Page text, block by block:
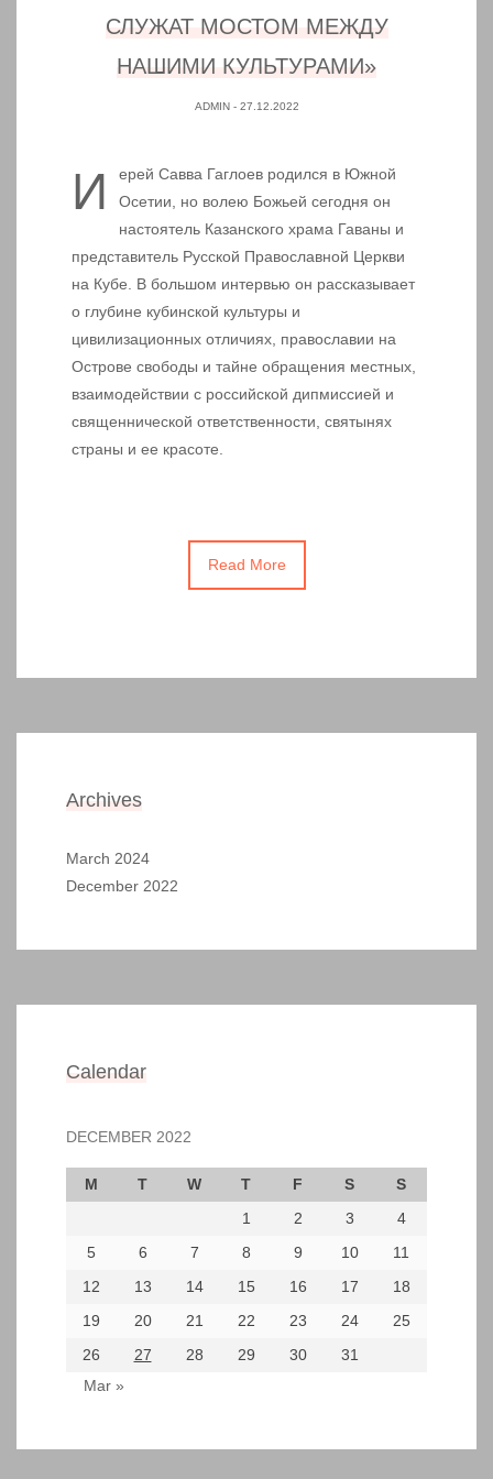
СЛУЖАТ МОСТОМ МЕЖДУ
НАШИМИ КУЛЬТУРАМИ»
ADMIN- 27.12.2022
Иерей Савва Гаглоев родился в Южной
Осетии, но волею Божьей сегодня он
настоятель Казанского храма Гаваны и
представитель Русской Православной Церкви
на Кубе. В большом интервью он рассказывает
о глубине кубинской культуры и
цивилизационных отличиях, православии на
Острове свободы и тайне обращения местных,
взаимодействии с российской дипмиссией и
священнической ответственности, святынях
страны и ее красоте.
Read More
Archives
March 2024
December 2022
Calendar
DECEMBER 2022
M T W T F S
S
1
2 3
4
5
6 7 8 9 10
11
12
13 14 15 16 17
18
19
20 21 22 23 24
25
26
27 28 29 30
31
Mar »